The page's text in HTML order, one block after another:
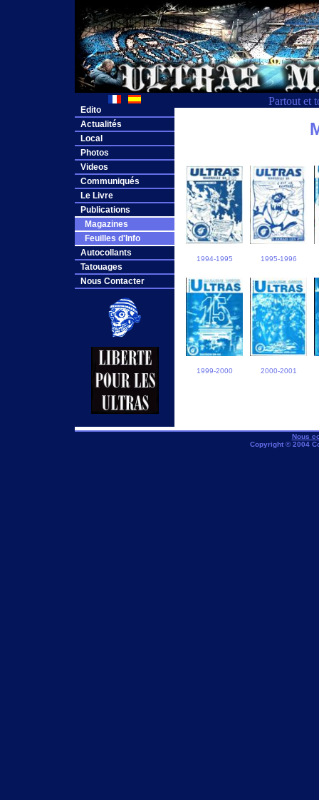
Partout et
Edito
Actualités
Local
Photos
Videos
Communiqués
Le Livre
Publications
Magazines
Feuilles d'Info
Autocollants
Tatouages
Nous Contacter
1994-1995 1995-1996
1999-2000 2000-2001
Nous
Copyright © 2004